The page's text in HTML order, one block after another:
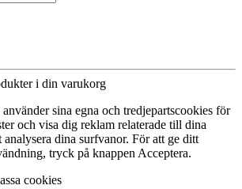
i din varukorg
sina egna och tredjepartscookies för
och visa dig reklam relaterade till dina
analysera dina surfvanor. För att ge ditt
tryck på knappen Acceptera.
cookies